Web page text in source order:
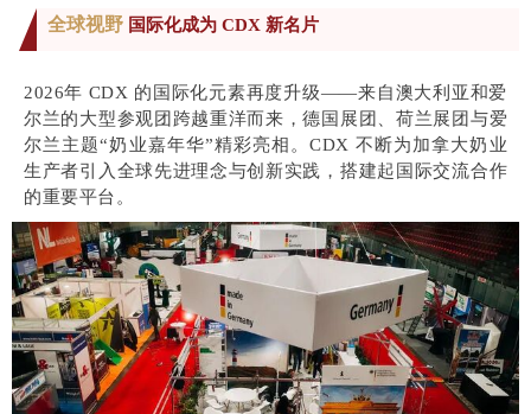
全球视野 国际化成为 CDX 新名片
2026年 CDX 的国际化元素再度升级——来自澳大利亚和爱
尔兰的大型参观团跨越重洋而来，德国展团、荷兰展团与爱
尔兰主题“奶业嘉年华”精彩亮相。CDX 不断为加拿大奶业
生产者引入全球先进理念与创新实践，搭建起国际交流合作
的重要平台。